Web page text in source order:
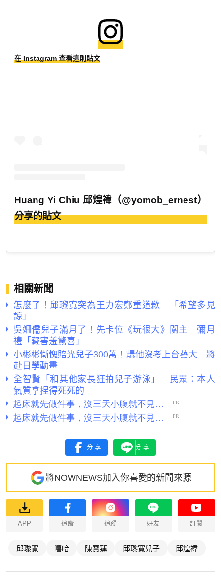
在 Instagram 查看這則貼文
Huang Yi Chiu 邱煌禕（@yomob_ernest）
分享的貼文
相關新聞
怎麼了！邱瓈寬突為王力宏鄭重道歉 「希望多見
諒」
吳姍儒兒子滿月了！先卡位《玩很大》關主 彌月
禮「藏害羞驚喜」
小彬彬慚愧賠光兒子300萬！爆他沒考上台藝大 將
赴日學動畫
全智賢「和其他家長狂拍兒子游泳」 民眾：本人
氣質拿捏得死死的
分享 分享
將NOWNEWS加入你喜愛的新聞來源
APP 追蹤 追蹤 好友 訂閱
邱瓈寬 嘻哈 陳寶蓮 邱瓈寬兒子 邱煌禕